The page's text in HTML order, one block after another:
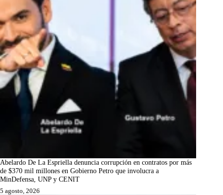
Abelardo De La Espriella denuncia corrupción en contratos por más
de $370 mil millones en Gobierno Petro que involucra a
MinDefensa, UNP y CENIT
5 agosto, 2026